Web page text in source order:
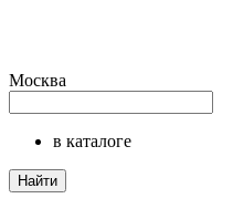
Москва
в каталоге
Найти